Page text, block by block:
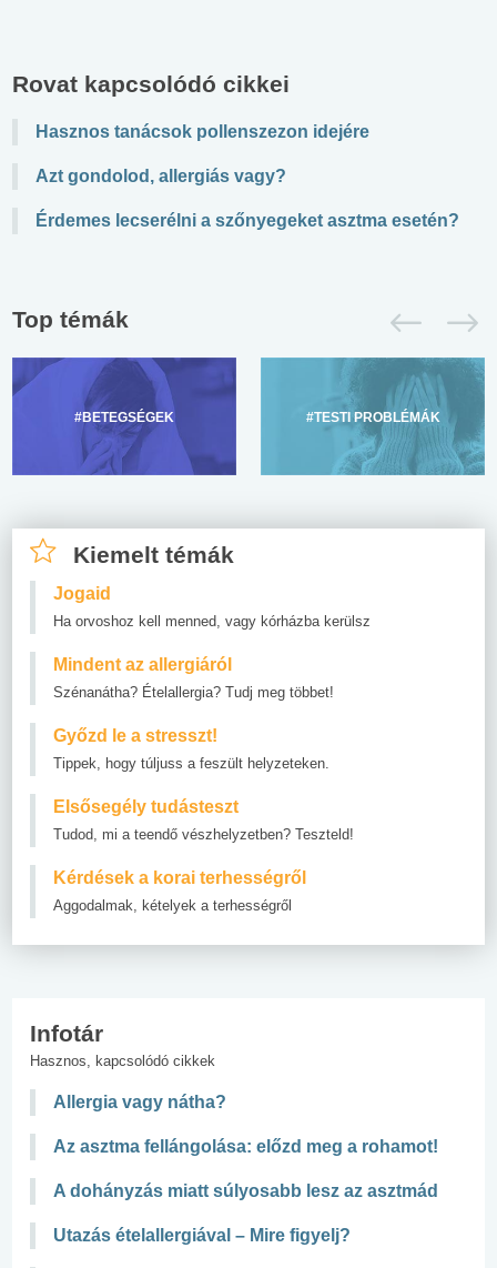
Rovat kapcsolódó cikkei
Hasznos tanácsok pollenszezon idejére
Azt gondolod, allergiás vagy?
Érdemes lecserélni a szőnyegeket asztma esetén?
Top témák
#BETEGSÉGEK #TESTI PROBLÉMÁK
Kiemelt témák
Jogaid
Ha orvoshoz kell menned, vagy kórházba kerülsz
Mindent az allergiáról
Szénanátha? Ételallergia? Tudj meg többet!
Győzd le a stresszt!
Tippek, hogy túljuss a feszült helyzeteken.
Elsősegély tudásteszt
Tudod, mi a teendő vészhelyzetben? Teszteld!
Kérdések a korai terhességről
Aggodalmak, kételyek a terhességről
Infotár
Hasznos, kapcsolódó cikkek
Allergia vagy nátha?
Az asztma fellángolása: előzd meg a rohamot!
A dohányzás miatt súlyosabb lesz az asztmád
Utazás ételallergiával – Mire figyelj?